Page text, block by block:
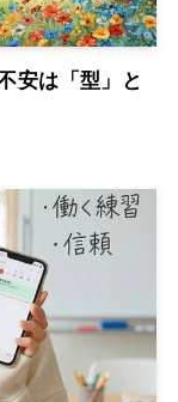
安は「型」と